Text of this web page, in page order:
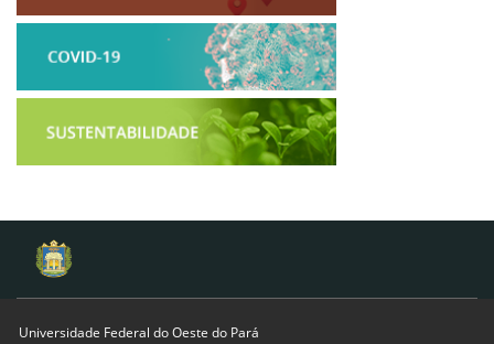
Universidade Federal do Oeste do Pará